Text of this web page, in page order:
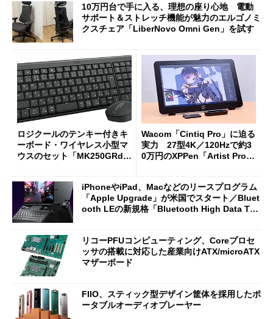
10万円台で手に入る、理想の座り心地 電動
サポート＆ストレッチ機能が魅力のエルゴノミ
クスチェア「LiberNovo Omni Gen」を試す
ロジクールのテンキー付きキ
ーボード・ワイヤレス小型マ
ウスのセット「MK250GRd」
Wacom「Cintiq Pro」に迫る
実力 27型4K／120Hzで約3
0万円のXPPen「Artist Pro 2
iPhoneやiPad、Macなどのリースプログラム
「Apple Upgrade」が米国でスタート／Bluet
ooth LEの新規格「Bluetooth High Data Thr
リコーPFUコンピューティング、Coreプロセ
ッサの搭載に対応した産業向けATX/microATX
マザーボード
FIIO、スティック型デザイン筐体を採用したポ
ータブルオーディオプレーヤー